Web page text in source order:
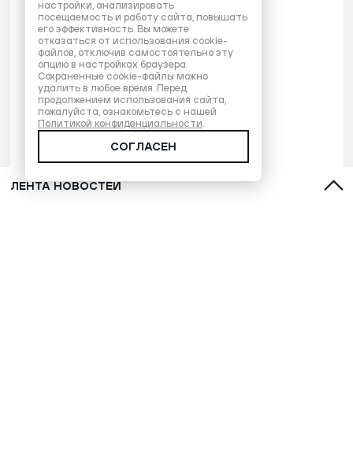
ЛЕНТА НОВОСТЕЙ
настройки, анализировать
посещаемость и работу сайта, повышать
его эффективность. Вы можете
отказаться от использования cookie-
файлов, отключив самостоятельно эту
опцию в настройках браузера.
Сохраненные cookie-файлы можно
удалить в любое время. Перед
продолжением использования сайта,
пожалуйста, ознакомьтесь с нашей
Политикой конфиденциальности.
СОГЛАСЕН